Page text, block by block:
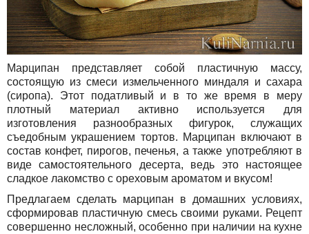
Марципан представляет собой пластичную массу,
состоящую из смеси измельченного миндаля и сахара
(сиропа). Этот податливый и в то же время в меру
плотный материал активно используется для
изготовления разнообразных фигурок, служащих
съедобным украшением тортов. Марципан включают в
состав конфет, пирогов, печенья, а также употребляют в
виде самостоятельного десерта, ведь это настоящее
сладкое лакомство с ореховым ароматом и вкусом!
Предлагаем сделать марципан в домашних условиях,
сформировав пластичную смесь своими руками. Рецепт
совершенно несложный, особенно при наличии на кухне